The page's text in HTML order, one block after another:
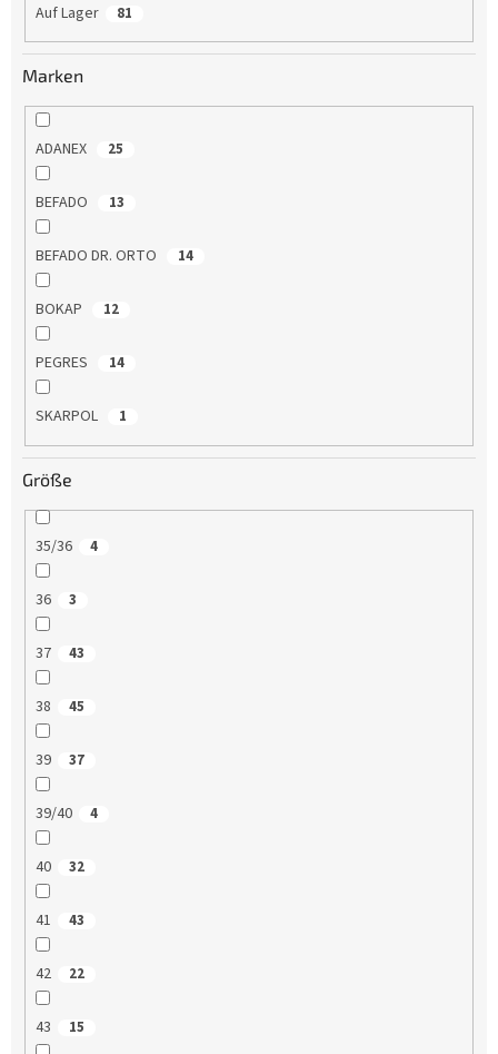
Auf Lager 81
Marken
ADANEX 25
BEFADO 13
BEFADO DR. ORTO 14
BOKAP 12
PEGRES 14
SKARPOL 1
Größe
35/36 4
36 3
37 43
38 45
39 37
39/40 4
40 32
41 43
42 22
43 15